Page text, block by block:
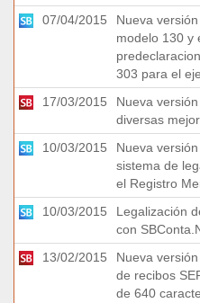
07/04/2015
Nueva
modelo 130 y
303 para el
17/03/2015
Nueva
diversas
10/03/2015
Nueva
sistema de
el Registro
10/03/2015
Legalización
con
13/02/2015
Nueva
de recibos
de 640